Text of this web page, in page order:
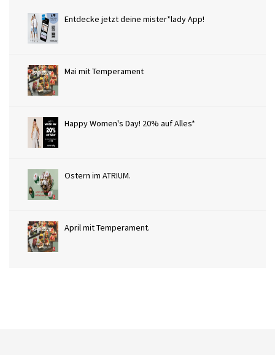
Entdecke jetzt deine mister*lady App!
Mai mit Temperament
Happy Women's Day! 20% auf Alles*
Ostern im ATRIUM.
April mit Temperament.